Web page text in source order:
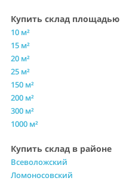
Купить склад площадью
10 м²
15 м²
20 м²
25 м²
150 м²
200 м²
300 м²
1000 м²
Купить склад в районе
Всеволожский
Ломоносовский